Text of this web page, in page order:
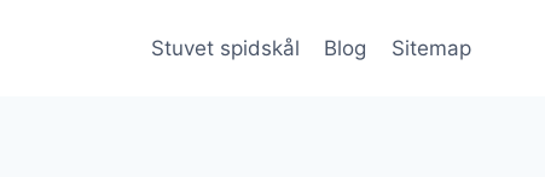
Stuvet spidskål Blog Sitemap